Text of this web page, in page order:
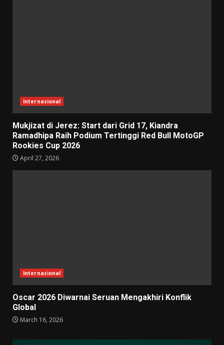
Internasional
Mukjizat di Jerez: Start dari Grid 17, Kiandra
Ramadhipa Raih Podium Tertinggi Red Bull MotoGP
Rookies Cup 2026
April 27, 2026
Internasional
Oscar 2026 Diwarnai Seruan Mengakhiri Konflik
Global
March 16, 2026